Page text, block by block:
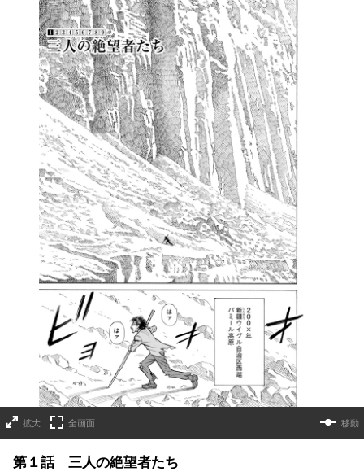
拡大 全画面 移動
第１話 三人の絶望者たち